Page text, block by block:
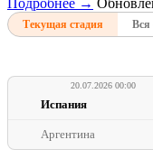
Подробнее →
Текущая стадия Вся
20.07.2026 00:00
Испания
Аргентина